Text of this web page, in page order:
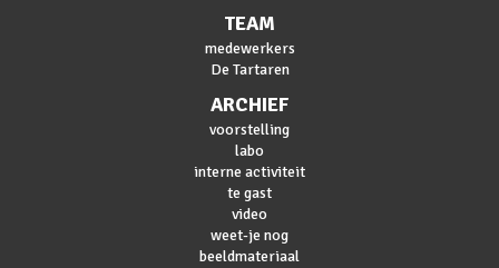
TEAM
medewerkers
De Tartaren
ARCHIEF
voorstelling
labo
interne activiteit
te gast
video
weet-je nog
beeldmateriaal